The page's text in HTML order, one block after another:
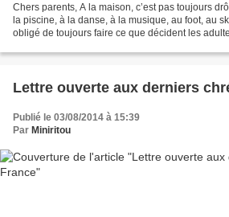
Chers parents, A la maison, c’est pas toujours
la piscine, à la danse, à la musique, au foot, au
obligé de toujours faire ce que décident les
Lettre ouverte aux derniers
Publié le 03/08/2014 à 15:39
Par Miniritou